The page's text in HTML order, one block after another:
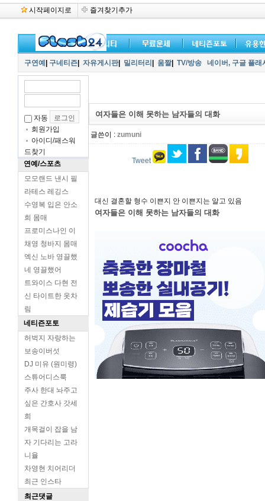
시작페이지로 즐겨찾기추가
구연예 구네티즌 자유게시판| 밀리터리 움짤| TV/방송 네이버, 구글 플
자동
회원가입
아이디/패스워
드찾기
연예/스포츠
모모랜드 낸시 필
라테스 레깅스
수영복 입은 안소
희 몸매
프로미스나인 이
채영 청바지 몸매
엑신 노바 영끌했
네 영끌했어
트와이스 다현 전
신 타이트한 옷차
림
네티즌포토
허벅지 자랑하는
보송이버섯
DJ 미유 (원미령)
스튜어디스룩
주사 한대 놔주고
싶은 간호사 갓세
희
개목걸이 잡을 남
자 기다리는 고라
니율
차영현 치어리더
최근 인스타
최근댓글
여자들은 이해 못하는 남자들의 대화
글쓴이 : zumuni
Tweet
대신 결혼할 형수 이쁜지 안 이쁜지는 알고 있음
여자들은 이해 못하는 남자들의 대화